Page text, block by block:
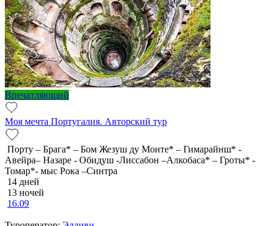
Впечатляющий
Моя мечта Португалия. Авторский тур
Порту – Брага* – Бом Жезуш ду Монте* – Гимарайнш* -
Авейра– Назаре - Обидуш -Лиссабон –Алкобаса* – Гроты* -
Томар*- мыс Рока –Синтра
14 дней
13 ночей
16.09